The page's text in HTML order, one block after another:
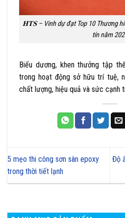
𝐇𝐓𝐒 – Vinh dự đạt Top 10 Thương
tín năm
Biểu dương, khen thưởng tập
trong hoạt động sở hữu trí tuệ,
chất lượng, hiệu quả và sức cạnh
5 mẹo thi công sơn sàn epoxy
trong thời tiết lạnh
Độ